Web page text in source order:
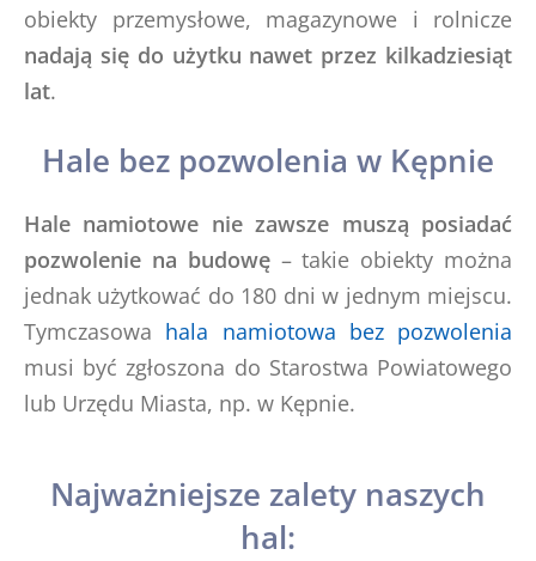
obiekty przemysłowe, magazynowe i rolnicze
nadają się do użytku nawet przez kilkadziesiąt
lat.
Hale bez pozwolenia w Kępnie
Hale namiotowe nie zawsze muszą posiadać
pozwolenie na budowę– takie obiekty można
jednak użytkować do 180 dni w jednym miejscu.
Tymczasowa hala namiotowa bez pozwolenia
musi być zgłoszona do Starostwa Powiatowego
lub Urzędu Miasta, np. w Kępnie.
Najważniejsze zalety naszych
hal: